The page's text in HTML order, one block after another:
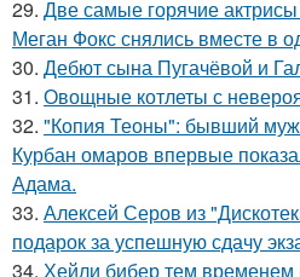
29. Две самые горячие
Меган Фокс снялись вместе в
30. Дебют сына Пугачёвой и
31. Овощные котлеты с
32. "Копия Теоны": бывший
Курбан омаров впервые
Адама.
33. Алексей Серов из
подарок за успешную сдачу
34. Хейли бибер тем временем